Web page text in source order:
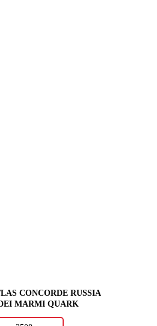
CONCORDE RUSSIA
MARMI QUARK